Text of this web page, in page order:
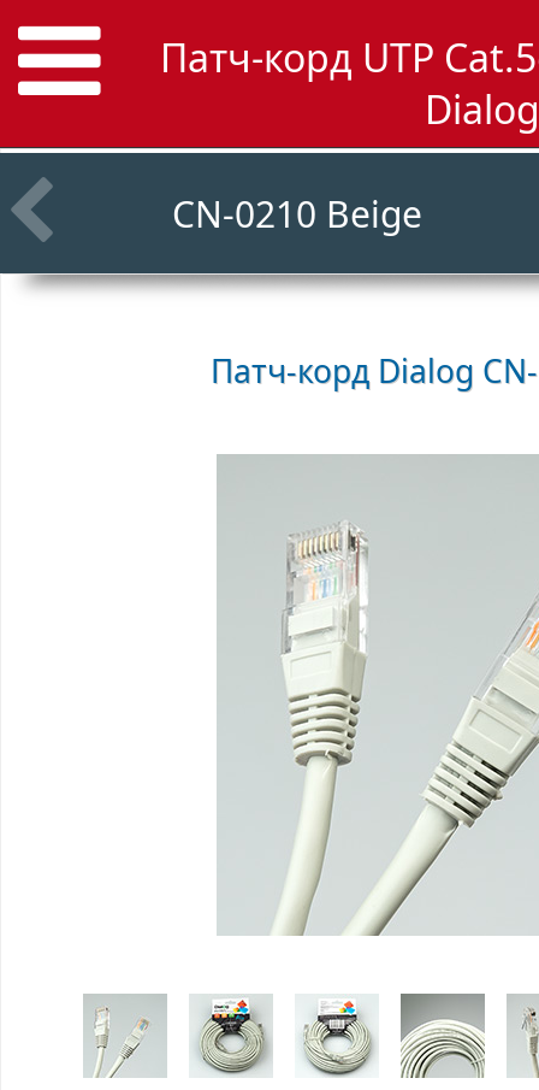
Патч-корд UTP
CN-0210 Beige
Патч-корд Dialog